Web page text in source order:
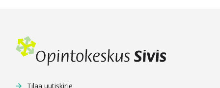
Tilaa uutiskirje